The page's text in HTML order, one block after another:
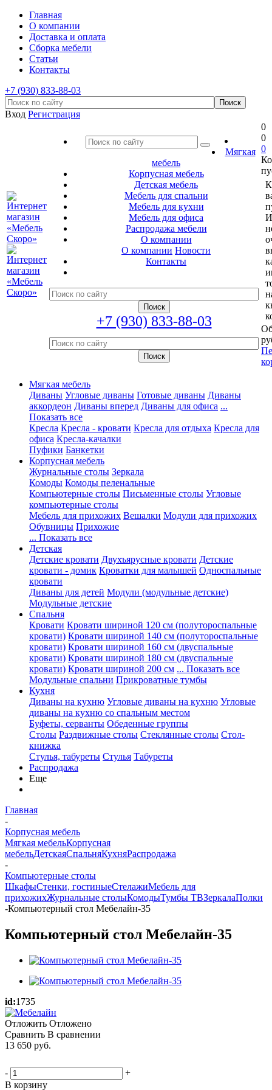
Главная
О компании
Доставка и оплата
Сборка мебели
Статьи
Контакты
+7 (930) 833-88-03
Вход Регистрация
Мягкая
мебель
Корпусная мебель
Детская мебель
Мебель для спальни
Мебель для кухни
Мебель для офиса
Распродажа мебели
О компании
О компании Новости
Контакты
+7 (930) 833-88-03
0
0
0
Мягкая мебель
Диваны Угловые диваны Готовые диваны Диваны
аккордеон Диваны вперед Диваны для офиса ...
Показать все
Кресла Кресла - кровати Кресла для отдыха Кресла для
офиса Кресла-качалки
Пуфики Банкетки
Корпусная мебель
Журнальные столы Зеркала
Комоды Комоды пеленальные
Компьютерные столы Письменные столы Угловые
компьютерные столы
Мебель для прихожих Вешалки Модули для прихожих
Обувницы Прихожие
... Показать все
Детская
Детские кровати Двухъярусные кровати Детские
кровати - домик Кроватки для малышей Односпальные
кровати
Диваны для детей Модули (модульные детские)
Модульные детские
Спальня
Кровати Кровати шириной 120 см (полутороспальные
кровати) Кровати шириной 140 см (полутороспальные
кровати) Кровати шириной 160 см (двуспальные
кровати) Кровати шириной 180 см (двуспальные
кровати) Кровати шириной 200 см ... Показать все
Модульные спальни Прикроватные тумбы
Кухня
Диваны на кухню Угловые диваны на кухню Угловые
диваны на кухню со спальным местом
Буфеты, серванты Обеденные группы
Столы Раздвижные столы Стеклянные столы Стол-
книжка
Стулья, табуреты Стулья Табуреты
Распродажа
Еще
Главная
-
Корпусная мебель
Мягкая мебельКорпусная
мебельДетскаяСпальняКухняРаспродажа
-
Компьютерные столы
ШкафыСтенки, гостиныеСтелажиМебель для
прихожихЖурнальные столыКомодыТумбы ТВЗеркалаПолки
-Компьютерный стол Мебелайн-35
Компьютерный стол Мебелайн-35
id:1735
Отложить Отложено
Сравнить В сравнении
13 650 руб.
-
+
В корзину